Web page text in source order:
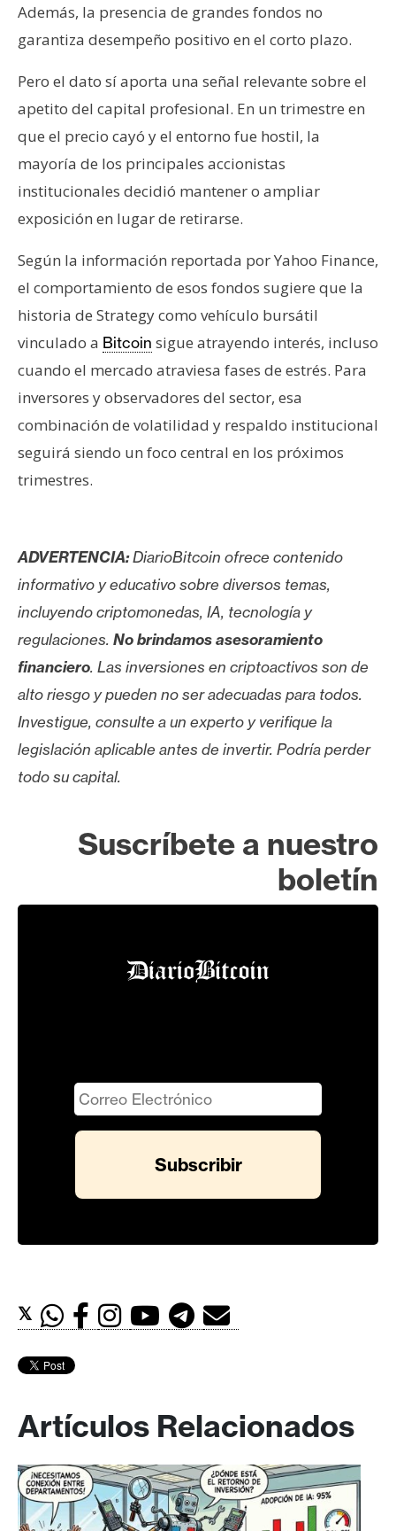
Además, la presencia de grandes fondos no
garantiza desempeño positivo en el corto plazo.
Pero el dato sí aporta una señal relevante sobre el
apetito del capital profesional. En un trimestre en
que el precio cayó y el entorno fue hostil, la
mayoría de los principales accionistas
institucionales decidió mantener o ampliar
exposición en lugar de retirarse.
Según la información reportada por Yahoo Finance,
el comportamiento de esos fondos sugiere que la
historia de Strategy como vehículo bursátil
vinculado a Bitcoin sigue atrayendo interés, incluso
cuando el mercado atraviesa fases de estrés. Para
inversores y observadores del sector, esa
combinación de volatilidad y respaldo institucional
seguirá siendo un foco central en los próximos
trimestres.
ADVERTENCIA:DiarioBitcoin ofrece contenido
informativo y educativo sobre diversos temas,
incluyendo criptomonedas, IA, tecnología y
regulaciones. No brindamos asesoramiento
financiero. Las inversiones en criptoactivos son de
alto riesgo y pueden no ser adecuadas para todos.
Investigue, consulte a un experto y verifique la
legislación aplicable antes de invertir. Podría perder
todo su capital.
Suscríbete a nuestro
boletín
𝕏
Artículos Relacionados